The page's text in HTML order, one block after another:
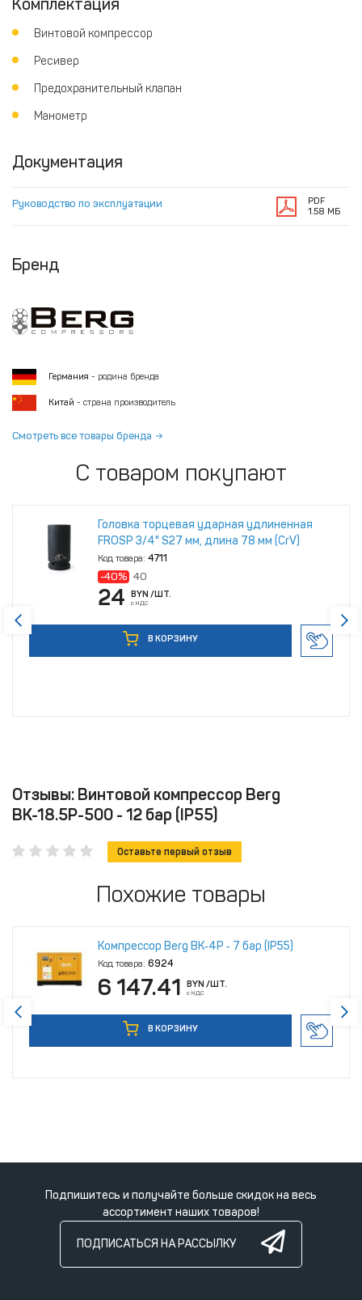
Комплектация
Винтовой компрессор
Ресивер
Предохранительный клапан
Манометр
Документация
Руководство по эксплуатации
PDF
1.58 МБ
Бренд
Германия - родина бренда
Китай - страна производитель
Смотреть все товары бренда
С товаром покупают
Головка торцевая ударная удлиненная
FROSP 3/4" S27 мм, длина 78 мм (CrV)
Код товара: 4711
-40% 40
24 BYN /ШТ.
с НДС
В КОРЗИНУ
Отзывы: Винтовой компрессор Berg
ВК-18.5Р-500 - 12 бар (IP55)
Оставьте первый отзыв
Похожие товары
Компрессор Berg ВК‑4Р ‑ 7 бар (IP55)
Код товара: 6924
6 147.41 BYN /ШТ.
с НДС
В КОРЗИНУ
Подпишитесь и получайте больше скидок на весь
ассортимент наших товаров!
ПОДПИСАТЬСЯ НА РАССЫЛКУ